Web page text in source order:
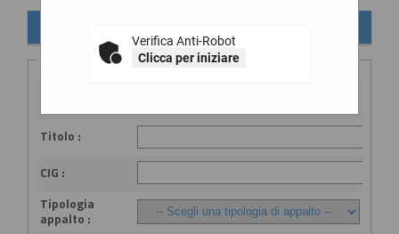
Verifica Anti-Robot
Clicca per iniziare
Criteri di ricerca
Titolo :
CIG :
Tipologia
appalto :